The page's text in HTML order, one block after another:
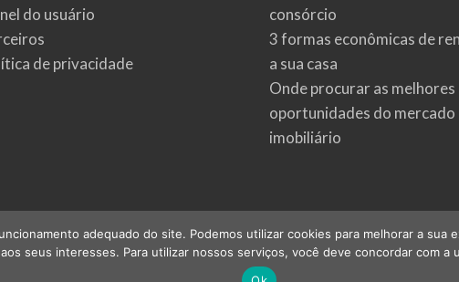
do usuário
de privacidade
consórcio
3 formas econômicas de
a sua casa
Onde procurar as melhores
oportunidades do mercado
imobiliário
©2026imoveis.net| Todos os direitos reservados.
adequado do site. Podemos utilizar cookies para melhorar a
seus interesses. Para utilizar nossos serviços, você deve concordar com a